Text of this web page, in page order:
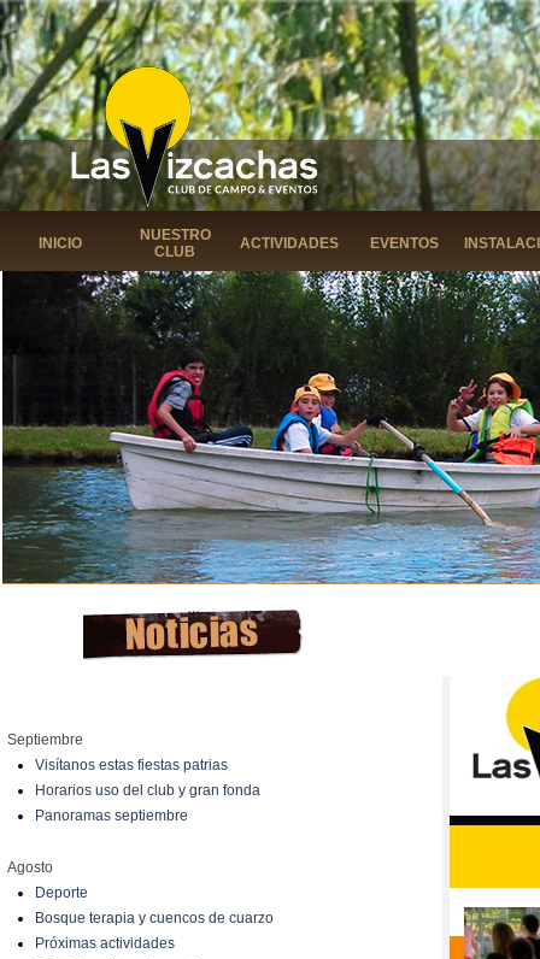
INICIO
NUESTRO
CLUB
ACTIVIDADES EVENTOS
Septiembre
Visítanos estas fiestas patrias
Horarios uso del club y gran fonda
Panoramas septiembre
Agosto
Deporte
Bosque terapia y cuencos de cuarzo
Próximas actividades